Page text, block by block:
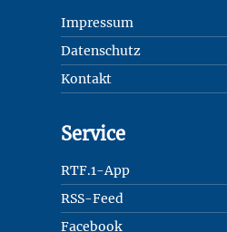
Impressum
Datenschutz
Kontakt
Service
RTF.1-App
RSS-Feed
Facebook